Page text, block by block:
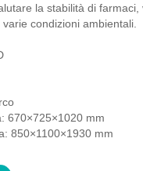
la stabilità di farmaci,
condizioni ambientali.
670×725×1020 mm
850×1100×1930 mm